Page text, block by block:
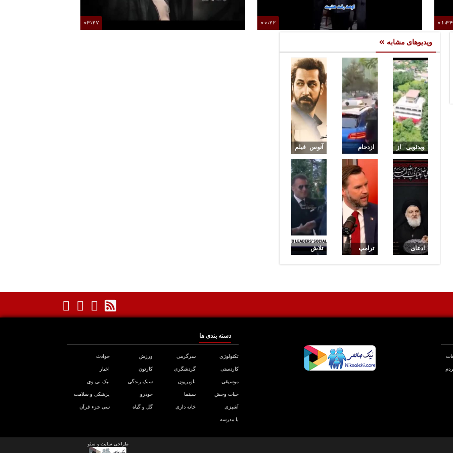
01:34
00:22
03:27
ویدیوهای مشابه
ویدئویی از
ویلای علی
کریمی که
به تازگی
ازدحام
جمعیت در
ورود علی
دایی به تالار
وحدت
آنوس فیلم
«زنده‌شور»
با بازی
بهرام
افشاری و
حامد بهداد
ادعای
استعفای
پزشکیان!
ترامپ
را مشروط
تلاش
بوسیدن
اول ترکیه
دسته بندی ها
تکنولوژی سرگرمی ورزش حوادث
کاردستی گردشگری کارتون اخبار
موسیقی تلویزیون سبک زندگی نیک تی وی
حیات وحش سینما خودرو پزشکی و سلامت
آشپزی خانه داری گل و گیاه سی جزء قرآن
با مدرسه
طراحی سایت و سئو